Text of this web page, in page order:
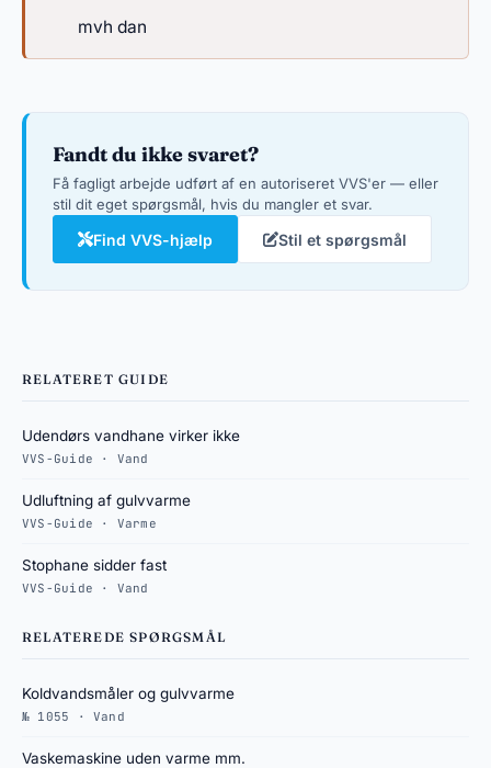
mvh dan
Fandt du ikke svaret?
Få fagligt arbejde udført af en autoriseret VVS'er — eller
stil dit eget spørgsmål, hvis du mangler et svar.
Find VVS-hjælp Stil et spørgsmål
RELATERET GUIDE
Udendørs vandhane virker ikke
VVS-Guide · Vand
Udluftning af gulvvarme
VVS-Guide · Varme
Stophane sidder fast
VVS-Guide · Vand
RELATEREDE SPØRGSMÅL
Koldvandsmåler og gulvvarme
№ 1055 · Vand
Vaskemaskine uden varme mm.